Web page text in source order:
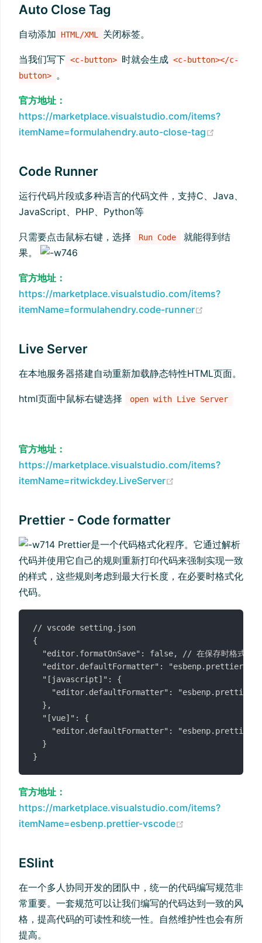
Auto Close Tag
自动添加 HTML/XML 关闭标签。
当我们写下 <c-button> 时就会生成 <c-button></c-
button> 。
官方地址：
https://marketplace.visualstudio.com/items?
itemName=formulahendry.auto-close-tag
Code Runner
运行代码片段或多种语言的代码文件，支持C、Java、
JavaScript、PHP、Python等
只需要点击鼠标右键，选择 Run Code
就能得到结
果。
官方地址：
https://marketplace.visualstudio.com/items?
itemName=formulahendry.code-runner
Live Server
在本地服务器搭建自动重新加载静态特性HTML页面。
html页面中鼠标右键选择 open with Live Server
官方地址：
https://marketplace.visualstudio.com/items?
itemName=ritwickdey.LiveServer
Prettier - Code formatter
Prettier是一个代码格式化程序。它通过解析
代码并使用它自己的规则重新打印代码来强制实现一致
的样式，这些规则考虑到最大行长度，在必要时格式化
代码。
// vscode setting.json
{
"editor.formatOnSave": false, // 在保存时格式化
"editor.defaultFormatter": "esbenp.prettier-
  "[javascript]": {
"editor.defaultFormatter": "esbenp.prettier-
  },
  "[vue]": {
"editor.defaultFormatter": "esbenp.prettier-
  }
官方地址：
https://marketplace.visualstudio.com/items?
itemName=esbenp.prettier-vscode
ESlint
在一个多人协同开发的团队中，统一的代码编写规范非
常重要。一套规范可以让我们编写的代码达到一致的风
格，提高代码的可读性和统一性。自然维护性也会有所
提高。